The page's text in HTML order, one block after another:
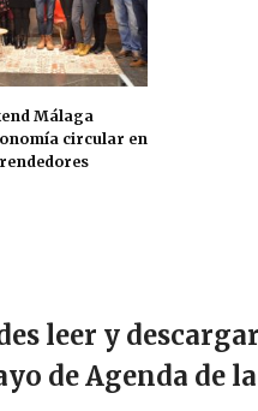
Málaga
circular en
leer y
de Agenda de